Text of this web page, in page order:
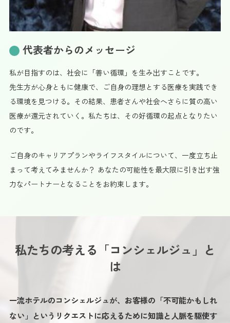
代表者からのメッセージ
私が目指すのは、社会に「善い循環」を生み出すことです。
先生方が心身ともに健康で、ご自身の理想とする医療を実践でき
る環境を見つける。その結果、患者さんや社会へさらに質の高い
医療が還元されていく。私たちは、その好循環の起点となりたい
のです。
ご自身のキャリアプランやライフスタイルについて、一度立ち止
まって考えてみませんか？ あなたの可能性を最大限に引き出す強
力なパートナーとなることをお約束します。
私たちの考える「コンシェルジュ」と
は
一流ホテルのコンシェルジュが、 お客様の「不可能かもしれ
ない」というリクエストに応えるために知識と人脈を駆使す